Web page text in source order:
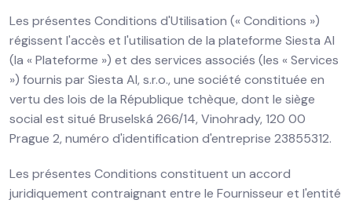
Les présentes Conditions d'Utilisation (« Conditions »)
régissent l'accès et l'utilisation de la plateforme Siesta AI
(la « Plateforme ») et des services associés (les « Services
») fournis par Siesta AI, s.r.o., une société constituée en
vertu des lois de la République tchèque, dont le siège
social est situé Bruselská 266/14, Vinohrady, 120 00
Prague 2, numéro d'identification d'entreprise 23855312.
Les présentes Conditions constituent un accord
juridiquement contraignant entre le Fournisseur et l'entité